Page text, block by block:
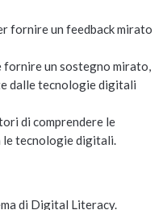
fornire un feedback mirato
un sostegno mirato,
dalle tecnologie digitali
di comprendere le
tecnologie digitali.
di Digital Literacy.